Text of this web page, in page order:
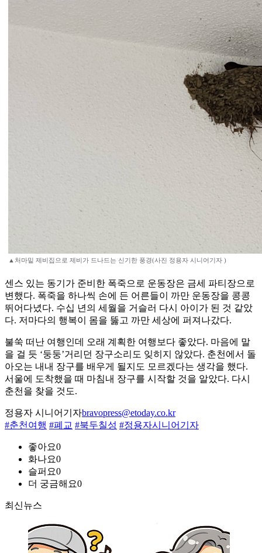
▲처마밑 제비집으로 제비가 드나드는 신기한 풍경(사진 정용자 시니어기자 )
센스 있는 동기가 준비한 폭죽으로 운동장은 금세 파티장으로
변했다. 폭죽을 하나씩 손에 든 어른들이 까만 운동장을 콩콩
뛰어다녔다. 수십 년의 세월을 거슬러 다시 아이가 된 것 같았
다. 저마다의 행복이 몸을 뚫고 까만 세상에 퍼져나갔다.
불쑥 떠난 여행인데 오래 계획한 여행보다 좋았다. 마음에 말
을 걸 듯 ‘둥둥’거리던 장구소리도 잊히지 않았다. 춘천에서 돌
아오는 내내 장구를 배우게 될지도 모르겠다는 생각을 했다.
서울에 도착했을 때 마침내 장구를 시작할 것을 알았다. 다시
춘천을 찾을 것도.
정용자 시니어기자bravopress@etoday.co.kr
#춘천여행 #폐교 #북두칠성 #정용자시니어기자
좋아요0
화나요0
슬퍼요0
더 궁금해요0
최신뉴스